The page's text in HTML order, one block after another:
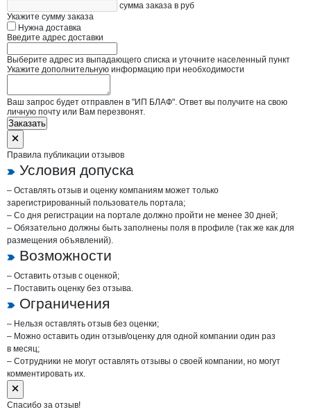
сумма заказа в руб
Укажите сумму заказа
Нужна доставка
Введите адрес доставки
Выберите адрес из выпадающего списка и уточните населенный пункт
Укажите дополнительную информацию при необходимости
Ваш запрос будет отправлен в "ИП БЛАФ". Ответ вы получите на свою
личную почту или Вам перезвонят.
Заказать
Правила публикации отзывов
Условия допуска
– Оставлять отзыв и оценку компаниям может только
зарегистрированный пользователь портала;
– Со дня регистрации на портале должно пройти не менее 30 дней;
– Обязательно должны быть заполнены поля в профиле (так же как для
размещения объявлений).
Возможности
– Оставить отзыв с оценкой;
– Поставить оценку без отзыва.
Ограничения
– Нельзя оставлять отзыв без оценки;
– Можно оставить один отзыв/оценку для одной компании один раз
в месяц;
– Сотрудники не могут оставлять отзывы о своей компании, но могут
комментировать их.
Спасибо за отзыв!